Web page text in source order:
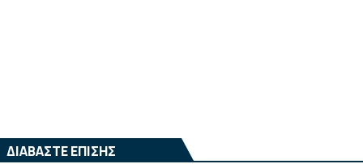
ΔΙΑΒΑΣΤΕ ΕΠΙΣΗΣ